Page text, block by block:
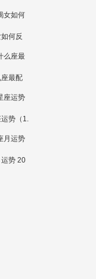
何反
最配
势（1.
势 20